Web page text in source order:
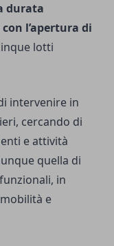
durata
l’apertura di
lotti
intervenire in
cercando di
e attività
quella di
in
e